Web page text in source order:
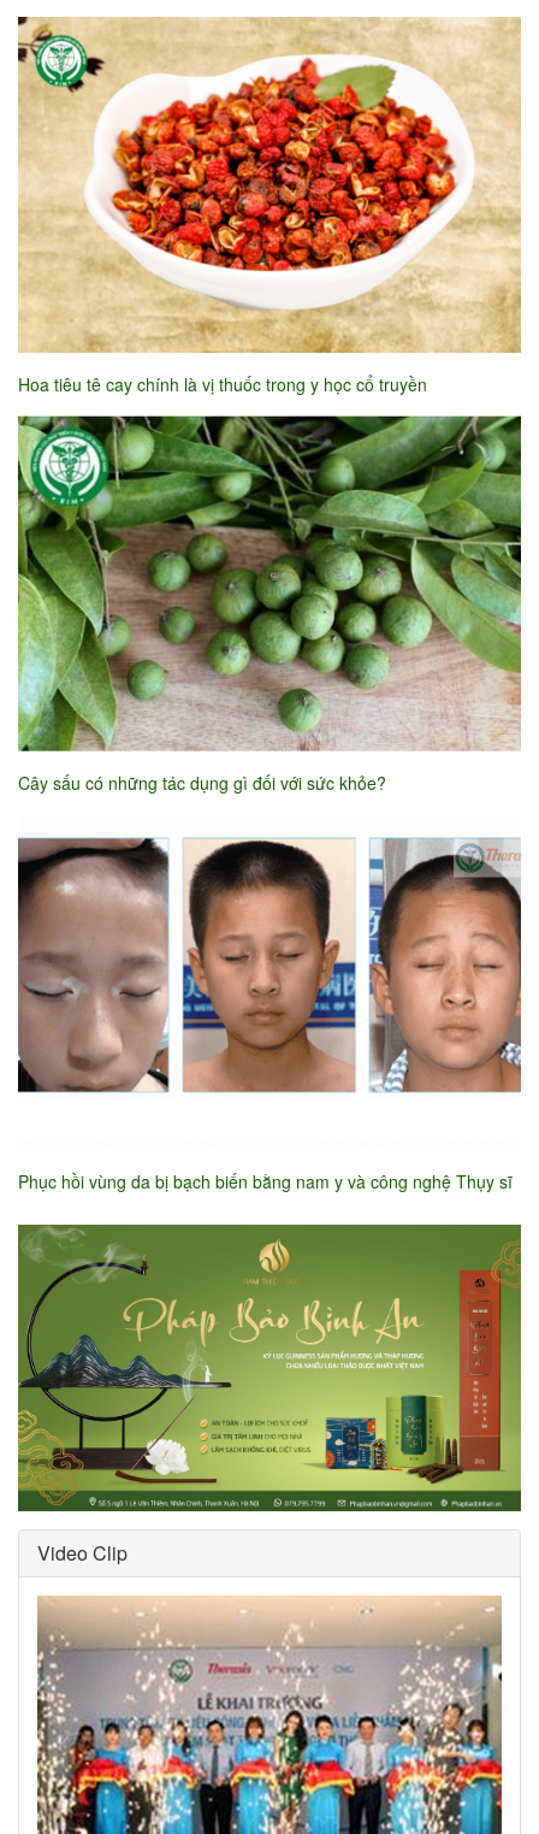
Hoa tiêu tê cay chính là vị thuốc trong y học cổ truyền
Cây sấu có những tác dụng gì đối với sức khỏe?
Phục hồi vùng da bị bạch biến bằng nam y và công nghệ Thụy sĩ
Video Clip